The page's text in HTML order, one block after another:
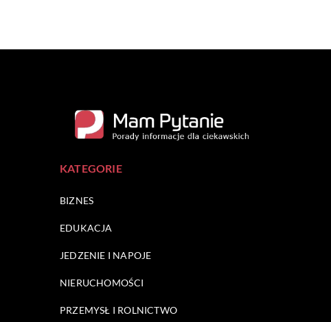
KATEGORIE
BIZNES
EDUKACJA
JEDZENIE I NAPOJE
NIERUCHOMOŚCI
PRZEMYSŁ I ROLNICTWO